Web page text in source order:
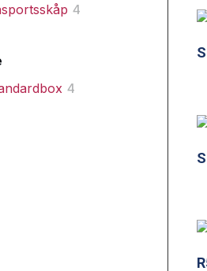
4
4